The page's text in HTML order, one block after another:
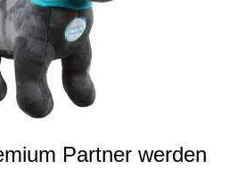
Partner werden